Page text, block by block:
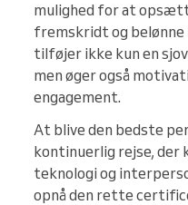
mulighed for at
fremskridt og
tilføjer ikke kun en
men øger også
engagement.
At blive den bedste
kontinuerlig rejse, der
teknologi og
opnå den rette